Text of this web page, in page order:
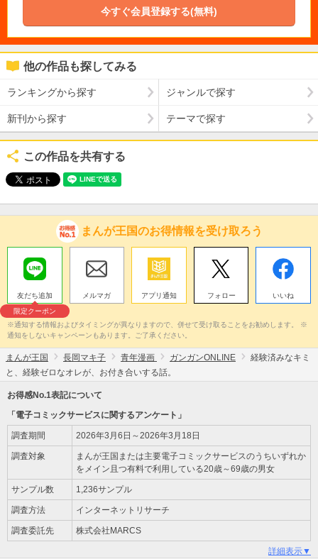
今すぐ会員登録する(無料)
他の作品も探してみる
ランキングから探す ジャンルで探す
新刊から探す テーマで探す
この作品を共有する
まんが王国のお得情報を受け取ろう
友だち追加
限定クーポン
メルマガ アプリ通知 フォロー いいね
※通知する情報およびタイミングが異なりますので、併せて受け取ることをお勧めします。 ※
通知をしないキャンペーンもあります。ご了承ください。
まんが王国 長岡マキ子 青年漫画 ガンガンONLINE
経験済みなキミ
と、経験ゼロなオレが、お付き合いする話。
お得感No.1表記について
「電子コミックサービスに関するアンケート」
調査期間 2026年3月6日～2026年3月18日
調査対象
まんが王国または主要電子コミックサービスのうちいずれか
をメイン且つ有料で利用している20歳～69歳の男女
サンプル数 1,236サンプル
調査方法 インターネットリサーチ
調査委託先 株式会社MARCS
詳細表示▼